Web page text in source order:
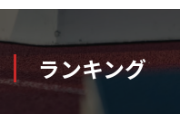
ランキング